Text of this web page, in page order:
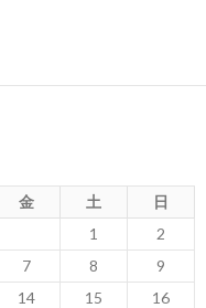
金 土
日
1
2
7 8
9
14 15
16